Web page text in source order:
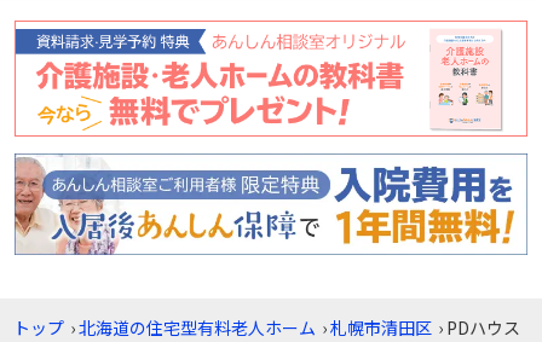
トップ ›北海道の住宅型有料老人ホーム ›札幌市清田区 › PDハウス